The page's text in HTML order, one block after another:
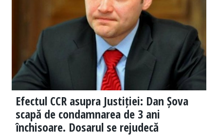
Efectul CCR asupra Justiției: Dan Șova
scapă de condamnarea de 3 ani
închisoare. Dosarul se rejudecă